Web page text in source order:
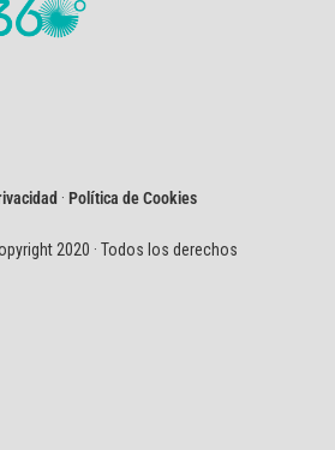
·Política de Cookies
2020 · Todos los derechos